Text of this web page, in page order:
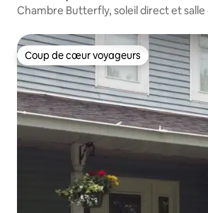
Chambre Butterfly, soleil direct et
Coup de cœur voyageurs
Coup de cœur voyageurs